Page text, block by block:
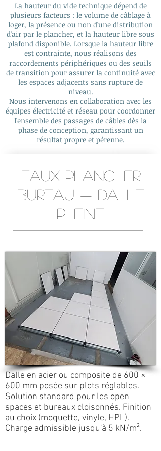
La hauteur du vide technique dépend de
plusieurs facteurs : le volume de câblage à
loger, la présence ou non d'une distribution
d'air par le plancher, et la hauteur libre sous
plafond disponible. Lorsque la hauteur libre
est contrainte, nous réalisons des
raccordements périphériques ou des seuils
de transition pour assurer la continuité avec
les espaces adjacents sans rupture de
niveau.
Nous intervenons en collaboration avec les
équipes électricité et réseau pour coordonner
l'ensemble des passages de câbles dès la
phase de conception, garantissant un
résultat propre et pérenne.
Faux plancher
bureau — dalle
pleine
Dalle en acier ou composite de 600 ×
600 mm posée sur plots réglables.
Solution standard pour les open
spaces et bureaux cloisonnés. Finition
au choix (moquette, vinyle, HPL).
Charge admissible jusqu'à 5 kN/m².